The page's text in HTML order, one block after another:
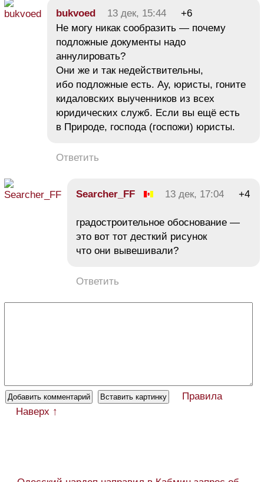
bukvoed 13 дек, 15:44
+6
Не могу никак сообразить — почему
подложные документы надо
аннулировать?
Они же и так недействительны,
ибо подложные есть. Ау, юристы, гоните
кидаловских выученников из всех
юридических служб. Если вы ещё есть
в Природе, господа (госпожи) юристы.
Ответить
Searcher_FF 13 дек, 17:04 +4
градостроительное обоснование —
это вот тот десткий рисунок
что они вывешивали?
Ответить
Правила
Наверх ↑